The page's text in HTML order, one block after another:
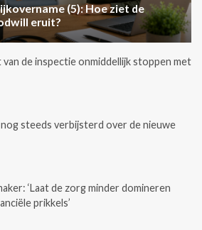
(5): Hoe ziet de
eruit?
de inspectie onmiddellijk stoppen met
steeds verbijsterd over de nieuwe
‘Laat de zorg minder domineren
prikkels’